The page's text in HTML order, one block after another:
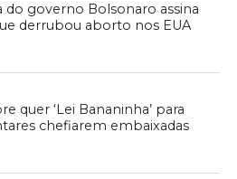
do governo Bolsonaro assina
derrubou aborto nos EUA
quer ‘Lei Bananinha’ para
chefiarem embaixadas